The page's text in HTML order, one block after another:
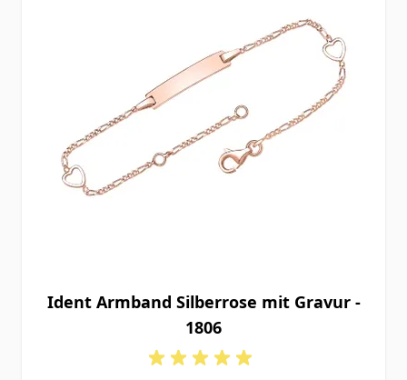
Ident Armband Silberrose mit Gravur -
1806